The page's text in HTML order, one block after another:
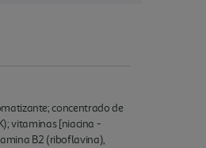
concentrado de
vitaminas [niacina -
B2 (riboflavina),